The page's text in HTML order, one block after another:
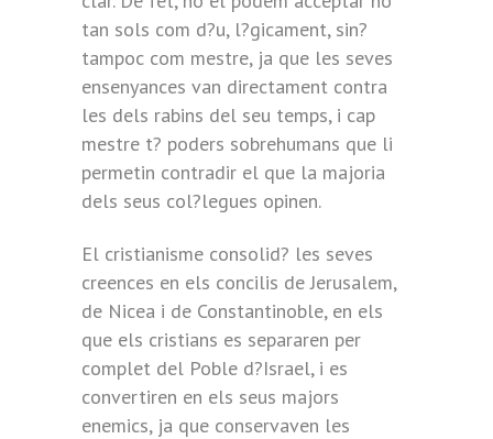
tan sols com d?u, l?gicament, sin?
tampoc com mestre, ja que les seves
ensenyances van directament contra
les dels rabins del seu temps, i cap
mestre t? poders sobrehumans que li
permetin contradir el que la majoria
dels seus col?legues opinen.
El cristianisme consolid? les seves
creences en els concilis de Jerusalem,
de Nicea i de Constantinoble, en els
que els cristians es separaren per
complet del Poble d?Israel, i es
convertiren en els seus majors
enemics, ja que conservaven les